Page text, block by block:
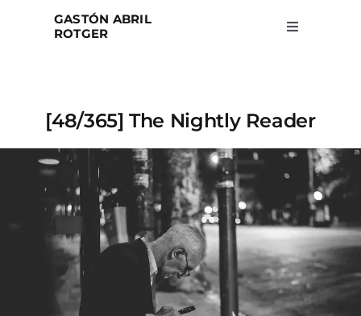
GASTÓN ABRIL
ROTGER
Toggle
Projects
Blog
Search
[48/365] The Nightly Reader